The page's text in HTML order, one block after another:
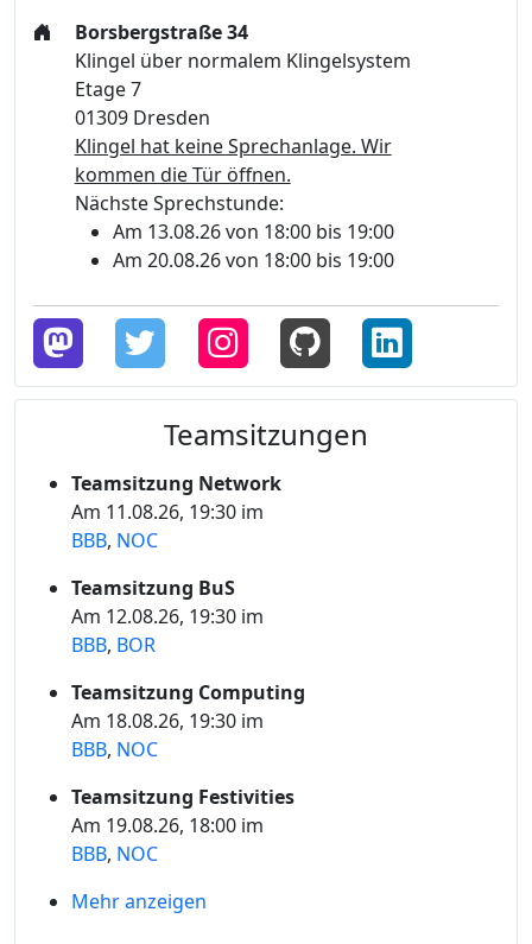
Borsbergstraße 34
Klingel über normalem Klingelsystem
Etage 7
01309 Dresden
Klingel hat keine Sprechanlage. Wir
kommen die Tür öffnen.
Nächste Sprechstunde:
Am 13.08.26 von 18:00 bis 19:00
Am 20.08.26 von 18:00 bis 19:00
Teamsitzungen
Teamsitzung Network
Am 11.08.26, 19:30 im
BBB, NOC
Teamsitzung BuS
Am 12.08.26, 19:30 im
BBB, BOR
Teamsitzung Computing
Am 18.08.26, 19:30 im
BBB, NOC
Teamsitzung Festivities
Am 19.08.26, 18:00 im
BBB, NOC
Mehr anzeigen